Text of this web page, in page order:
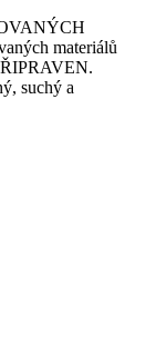
materiálů
suchý a